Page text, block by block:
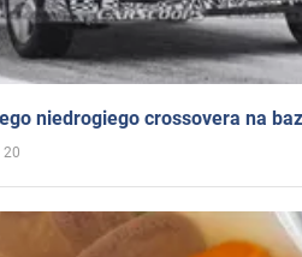
niedrogiego crossovera na
20